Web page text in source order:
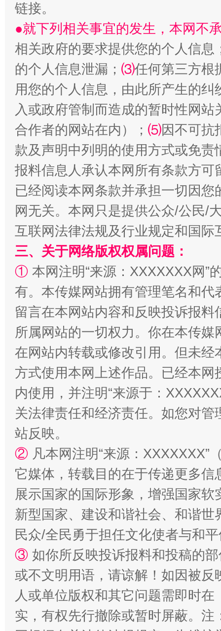
揭批美国五大"原罪" "炒
解纷+调解+退费，一次搞定
漫山遍野的桃花与雪山、麦地、白藏房 除
链接。
●就下列相关事宜的发生，本网不
相关政府的要求提供您的个人信息
的个人信息泄漏； ⑶任何第三方根
用您的个人信息，由此所产生的纠
入或政府管制而造成的暂时性网
合作者的网站在内）； ⑸因不可抗
款及声明中列明的使用方式或免责
报料信息人承认本网所有条款方
已经阅读本网条款并承担一切因
网无关。本网只是提供公众/公民/
互联网法律法规及行业规定和国
三、关于网络版权权属问题：
① 本网注明“来源：XXXXXXX网”
有。本传媒网站拥有管理笔名和
留言在本网站内容和反映投诉报
所属网站的一切权力。你在本传
在网站内转载或修改引用。但未
方式使用本网上述作品。已经本
内使用，并注明“来源于：
关法律责任和经济责任。如您对
站反映。
② 凡本网注明“来源：
它媒体，转载目的在于传递更多
展示国家的国际形象，增强国家
新型国家、建设和谐社会、和谐
民众/全民勇于担任文化使者与和
③ 如你所反映投诉报料和投稿的
或不文明用语，请谅解！如因被
人或单位版权和其它问题需即时在
实，有权先行撤除或暂时屏蔽。